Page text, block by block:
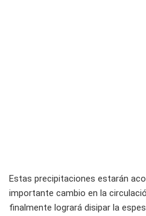
Estas precipitaciones estarán
importante cambio en la
finalmente logrará disipar la